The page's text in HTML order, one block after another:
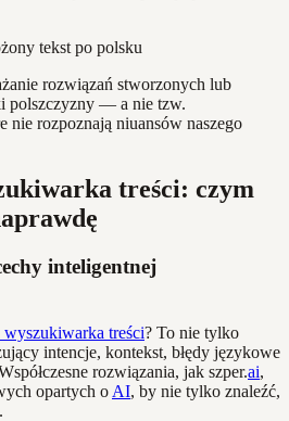
rozwiązań stworzonych lub
polszczyzny — a nie tzw.
nie rozpoznają niuansów naszego
treści: czym
inteligentnej
wyszukiwarka treści? To nie tylko
intencje, kontekst, błędy językowe
rozwiązania, jak szper.ai,
opartych o AI, by nie tylko znaleźć,